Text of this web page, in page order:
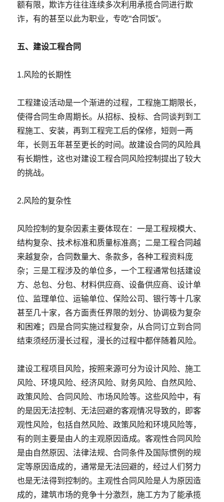
额有限，欺诈方往往连续多次利用承揽合同进行欺
诈，有的甚至以此为职业，专吃“合同饭”。
五、建设工程合同
1.风险的长期性
工程建设活动是一个渐进的过程，工程施工期限长，
使得合同生命周期长。从招标、投标、合同谈判到工
程施工、安装，再到工程完工后的保修，短则一两
年，长则五年甚至更长的时间。故建设合同的风险具
有长期性，这也对建设工程合同风险控制提出了较大
的挑战。
2.风险的复杂性
风险控制的复杂因素主要体现在：一是工程规模大、
结构复杂、技术标准和质量标准高；二是工程合同越
来越复杂，合同数量大、条款多，各种工程资料庞
杂；三是工程涉及的单位多，一个工程通常包括建设
方、总包、分包、材料供应商、设备供应商、设计单
位、监理单位、运输单位、保险公司、银行等十几家
甚至几十家，各方面责任界限的划分、协调极为复杂
和困难；四是合同实施过程复杂，从合同订立到合同
结束须经历漫长过程，漫长的过程中都伴随着风险。
建设工程项目风险，按照来源可分为设计风险、施工
风险、环境风险、经济风险、财务风险、自然风险、
政策风险、合同风险、市场风险等。这些风险中，有
的是因无法控制、无法回避的客观情况导致的，即客
观性风险，包括自然风险、政策风险和环境风险等，
有的则主要是由人的主观原因造成。客观性合同风险
是由自然原因、法律法规、合同条件及国际惯例的规
定等原因造成的，通常是无法回避的，经过人们努力
也是无法得到控制的。主观性合同风险是人为原因造
成的，建筑市场的竞争十分激烈，施工方为了能承揽